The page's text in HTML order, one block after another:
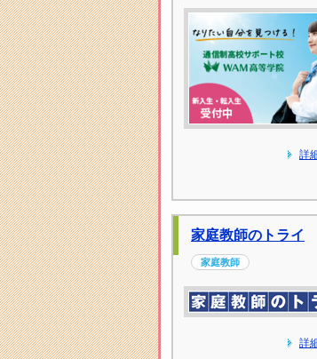
詳
家庭教師のトライ
家庭教師
詳